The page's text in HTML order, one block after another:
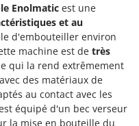
tracteur
Enolmatic est une
et au
d'embouteiller environ
machine est de très
qui la rend extrêmement
des matériaux de
au contact avec les
équipé d'un bec verseur
la mise en bouteille du